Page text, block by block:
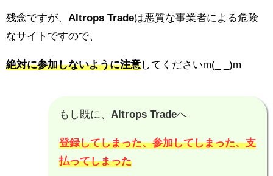
残念ですが、 Altrops Tradeは悪質な事業者による危険
なサイトですので、
絶対に参加しないように注意してくださいm(_ _)m
もし既に、 Altrops Tradeへ
登録してしまった、参加してしまった、支
払ってしまった